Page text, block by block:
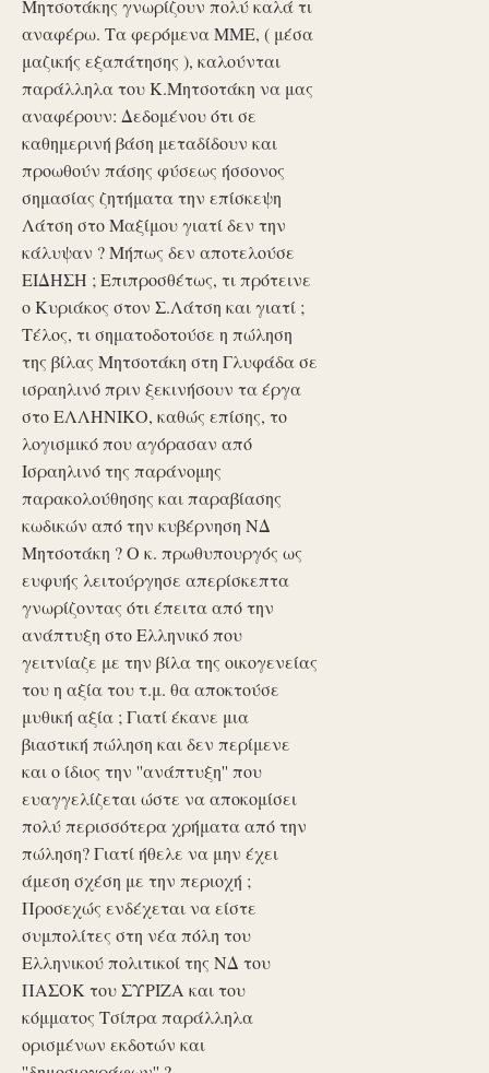
Μητσοτάκης γνωρίζουν πολύ καλά τι
αναφέρω. Τα φερόμενα ΜΜΕ, ( μέσα
μαζικής εξαπάτησης ), καλούνται
παράλληλα του Κ.Μητσοτάκη να μας
αναφέρουν: Δεδομένου ότι σε
καθημερινή βάση μεταδίδουν και
προωθούν πάσης φύσεως ήσσονος
σημασίας ζητήματα την επίσκεψη
Λάτση στο Μαξίμου γιατί δεν την
κάλυψαν ? Μήπως δεν αποτελούσε
ΕΙΔΗΣΗ ; Επιπροσθέτως, τι πρότεινε
ο Κυριάκος στον Σ.Λάτση και γιατί ;
Τέλος, τι σηματοδοτούσε η πώληση
της βίλας Μητσοτάκη στη Γλυφάδα σε
ισραηλινό πριν ξεκινήσουν τα έργα
στο ΕΛΛΗΝΙΚΟ, καθώς επίσης, το
λογισμικό που αγόρασαν από
Ισραηλινό της παράνομης
παρακολούθησης και παραβίασης
κωδικών από την κυβέρνηση ΝΔ
Μητσοτάκη ? Ο κ. πρωθυπουργός ως
ευφυής λειτούργησε απερίσκεπτα
γνωρίζοντας ότι έπειτα από την
ανάπτυξη στο Ελληνικό που
γειτνίαζε με την βίλα της οικογενείας
του η αξία του τ.μ. θα αποκτούσε
μυθική αξία ; Γιατί έκανε μια
βιαστική πώληση και δεν περίμενε
και ο ίδιος την ''ανάπτυξη'' που
ευαγγελίζεται ώστε να αποκομίσει
πολύ περισσότερα χρήματα από την
πώληση? Γιατί ήθελε να μην έχει
άμεση σχέση με την περιοχή ;
Προσεχώς ενδέχεται να είστε
συμπολίτες στη νέα πόλη του
Ελληνικού πολιτικοί της ΝΔ του
ΠΑΣΟΚ του ΣΥΡΙΖΑ και του
κόμματος Τσίπρα παράλληλα
ορισμένων εκδοτών και